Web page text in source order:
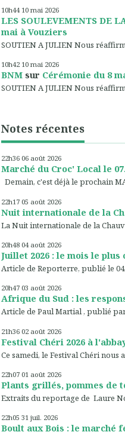
10h44 10 mai 2026
LES SOULEVEMENTS DE
mai à Vouziers
SOUTIEN A JULIEN Nous
10h42 10 mai 2026
BNM sur Cérémonie du 8
SOUTIEN A JULIEN Nous
Notes récentes
22h36 06 août 2026
Marché du Croc' Local le
Demain, c'est déjà le prochain
22h17 05 août 2026
Nuit internationale de la
La Nuit internationale de la
20h48 04 août 2026
Juillet 2026 : le mois le plus
Article de Reporterre, publié le
20h47 03 août 2026
Afrique du Sud : les
Article de Paul Martial , publié
21h36 02 août 2026
Festival Chéri 2026 à
Ce samedi, le Festival Chéri nous
22h07 01 août 2026
Plants grillés, pommes de
Extraits du reportage de Laure
22h05 31 juil. 2026
Boult aux Bois : le marché